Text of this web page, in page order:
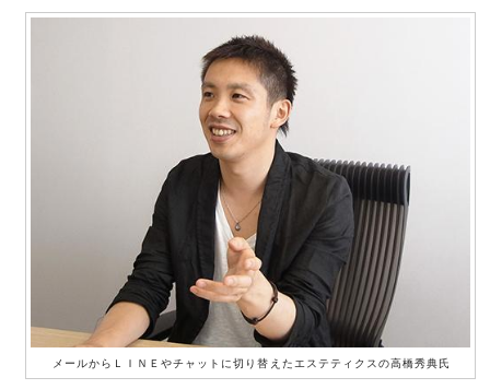
メールからＬＩＮＥやチャットに切り替えたエステティクスの高橋秀典氏